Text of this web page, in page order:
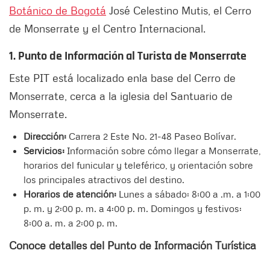
Botánico de Bogotá José Celestino Mutis, el Cerro
de Monserrate y el Centro Internacional.
1. Punto de Información al Turista de Monserrate
Este PIT está localizado enla base del Cerro de
Monserrate, cerca a la iglesia del Santuario de
Monserrate.
Dirección: Carrera 2 Este No. 21-48 Paseo Bolívar.
Servicios: Información sobre cómo llegar a Monserrate,
horarios del funicular y teleférico, y orientación sobre
los principales atractivos del destino.
Horarios de atención: Lunes a sábado: 8:00 a .m. a 1:00
p. m. y 2:00 p. m. a 4:00 p. m. Domingos y festivos:
8:00 a. m. a 2:00 p. m.
Conoce detalles del Punto de Información Turística